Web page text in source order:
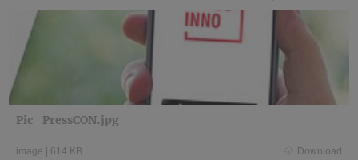
Pic_PressCON.jpg
image | 614 KB Download